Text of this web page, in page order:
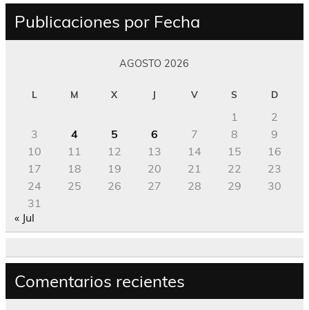
Publicaciones por Fecha
AGOSTO 2026
L M X J V S D
1
2
3
4 5 6 7 8
9
10
11 12 13 14 15
16
17
18 19 20 21 22
23
24
25 26 27 28 29
30
31
« Jul
Comentarios recientes